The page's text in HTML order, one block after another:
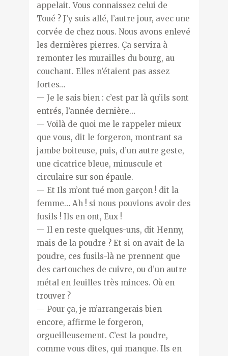
appelait. Vous connaissez celui de
Toué ? J’y suis allé, l’autre jour, avec une
corvée de chez nous. Nous avons enlevé
les dernières pierres. Ça servira à
remonter les murailles du bourg, au
couchant. Elles n’étaient pas assez
fortes…
— Je le sais bien : c’est par là qu’ils sont
entrés, l’année dernière…
— Voilà de quoi me le rappeler mieux
que vous, dit le forgeron, montrant sa
jambe boiteuse, puis, d’un autre geste,
une cicatrice bleue, minuscule et
circulaire sur son épaule.
— Et Ils m’ont tué mon garçon ! dit la
femme… Ah ! si nous pouvions avoir des
fusils ! Ils en ont, Eux !
— Il en reste quelques-uns, dit Henny,
mais de la poudre ? Et si on avait de la
poudre, ces fusils-là ne prennent que
des cartouches de cuivre, ou d’un autre
métal en feuilles très minces. Où en
trouver ?
— Pour ça, je m’arrangerais bien
encore, affirme le forgeron,
orgueilleusement. C’est la poudre,
comme vous dites, qui manque. Ils en